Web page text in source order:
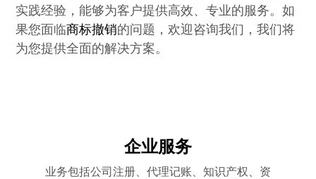
实践经验，能够为客户提供高效、专业的服务。如
果您面临商标撤销的问题，欢迎咨询我们，我们将
为您提供全面的解决方案。
企业服务
业务包括公司注册、代理记账、知识产权、资